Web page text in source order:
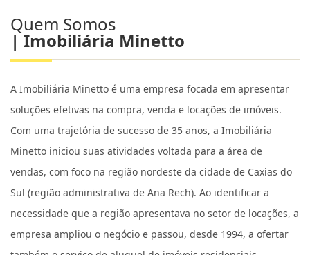
Quem Somos
| Imobiliária Minetto
A Imobiliária Minetto é uma empresa focada em apresentar
soluções efetivas na compra, venda e locações de imóveis.
Com uma trajetória de sucesso de 35 anos, a Imobiliária
Minetto iniciou suas atividades voltada para a área de
vendas, com foco na região nordeste da cidade de Caxias do
Sul (região administrativa de Ana Rech). Ao identificar a
necessidade que a região apresentava no setor de locações, a
empresa ampliou o negócio e passou, desde 1994, a ofertar